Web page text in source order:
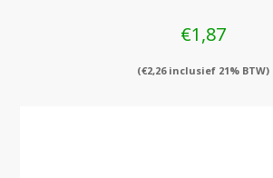
€1,87
(€2,26inclusief 21% BTW)